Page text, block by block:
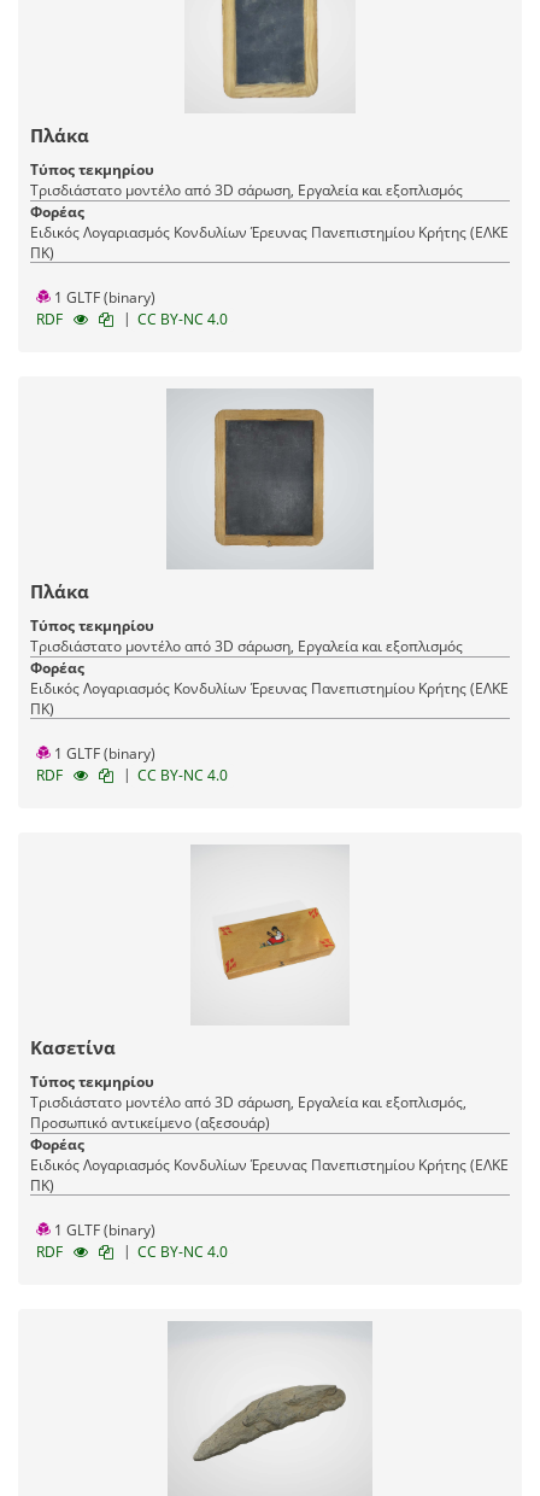
Πλάκα
Τύπος τεκμηρίου
Τρισδιάστατο μοντέλο από 3D σάρωση, Εργαλεία και εξοπλισμός
Φορέας
Ειδικός Λογαριασμός Κονδυλίων Έρευνας Πανεπιστημίου Κρήτης (ΕΛΚΕ
ΠΚ)
1 GLTF (binary)
RDF
| CC BY-NC 4.0
Πλάκα
Τύπος τεκμηρίου
Τρισδιάστατο μοντέλο από 3D σάρωση, Εργαλεία και εξοπλισμός
Φορέας
Ειδικός Λογαριασμός Κονδυλίων Έρευνας Πανεπιστημίου Κρήτης (ΕΛΚΕ
ΠΚ)
1 GLTF (binary)
RDF
| CC BY-NC 4.0
Κασετίνα
Τύπος τεκμηρίου
Τρισδιάστατο μοντέλο από 3D σάρωση, Εργαλεία και εξοπλισμός,
Προσωπικό αντικείμενο (αξεσουάρ)
Φορέας
Ειδικός Λογαριασμός Κονδυλίων Έρευνας Πανεπιστημίου Κρήτης (ΕΛΚΕ
ΠΚ)
1 GLTF (binary)
RDF
| CC BY-NC 4.0